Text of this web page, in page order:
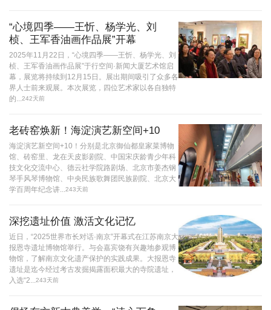
“心境四季——王忻、杨学光、刘
桢、王军香油画作品展”开幕
2025年11月22日，“心境四季——王忻、杨学光、刘
桢、王军香油画作品展”于行空间·新闻大厦艺术馆启
幕，展览将持续到12月15日。展出期间吸引了众多各
界人士前来观展。本次展览，四位艺术家以各自独特
的...
242天前
老砖窑焕新！海淀演艺新空间+10
海淀演艺新空间+10！分别是北京御仙都皇家菜博物
馆、砖窑里、龙在天皮影剧院、中国宋庆龄青少年科
技文化交流中心、德云社学院路剧场、北京市姜杰钢
琴手风琴博物馆、中央民族歌舞团民族剧院、北京大
学百周年纪念讲...
243天前
深挖遗址价值 激活文化记忆
近日，“2025世界市长对话·南京”开幕式在江苏南京大
报恩寺遗址博物馆举行。与会嘉宾饶有兴趣地参观博
物馆，了解南京文化遗产保护的实践成果。大报恩寺
遗址是迄今经过考古发掘揭露面积最大的寺院遗址，
入选“2...
243天前